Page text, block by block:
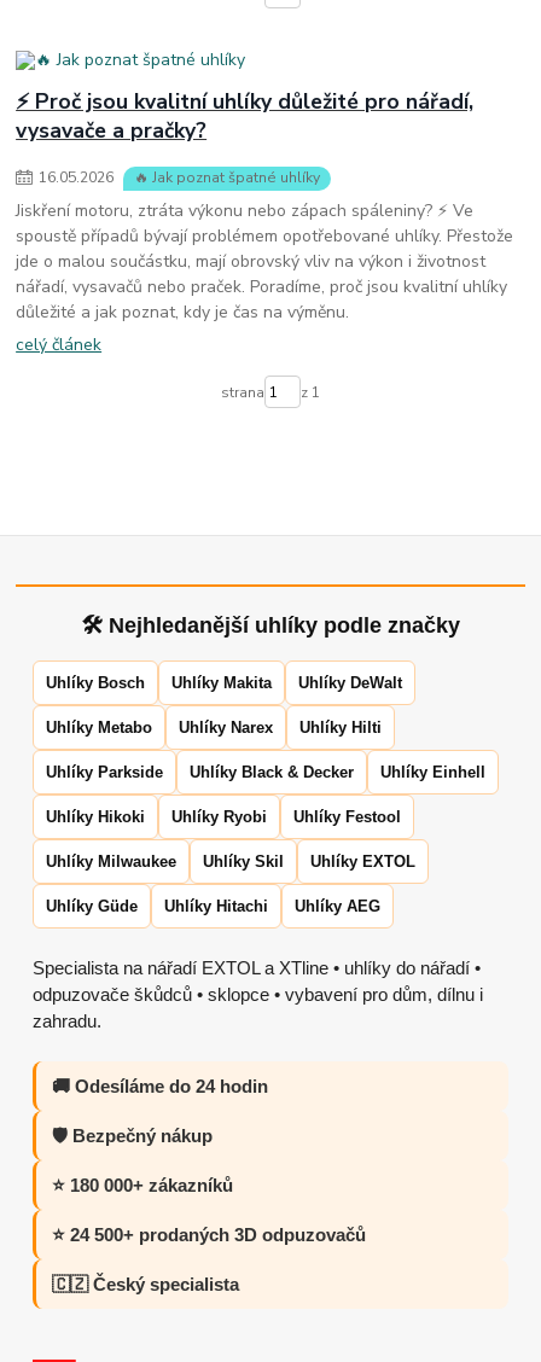
⚡ Proč jsou kvalitní uhlíky důležité pro nářadí,
vysavače a pračky?
16.05.2026 🔥 Jak poznat špatné uhlíky
Jiskření motoru, ztráta výkonu nebo zápach spáleniny? ⚡ Ve
spoustě případů bývají problémem opotřebované uhlíky. Přestože
jde o malou součástku, mají obrovský vliv na výkon i životnost
nářadí, vysavačů nebo praček. Poradíme, proč jsou kvalitní uhlíky
důležité a jak poznat, kdy je čas na výměnu.
celý článek
strana z 1
🛠 Nejhledanější uhlíky podle značky
Uhlíky Bosch Uhlíky Makita Uhlíky DeWalt
Uhlíky Metabo Uhlíky Narex Uhlíky Hilti
Uhlíky Parkside Uhlíky Black & Decker Uhlíky Einhell
Uhlíky Hikoki Uhlíky Ryobi Uhlíky Festool
Uhlíky Milwaukee Uhlíky Skil Uhlíky EXTOL
Uhlíky Güde Uhlíky Hitachi Uhlíky AEG
Specialista na nářadí EXTOL a XTline • uhlíky do nářadí •
odpuzovače škůdců • sklopce • vybavení pro dům, dílnu i
zahradu.
🚚 Odesíláme do 24 hodin
🛡️ Bezpečný nákup
⭐ 180 000+ zákazníků
⭐ 24 500+ prodaných 3D odpuzovačů
🇨🇿 Český specialista